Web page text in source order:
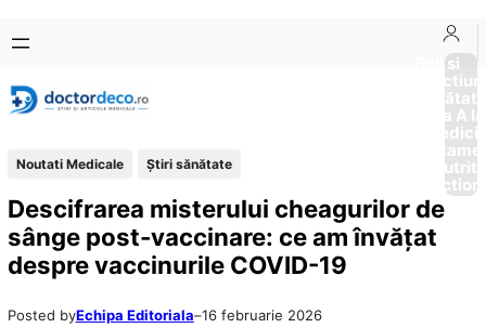
conținut
content
Boli si
Afectiuni
Sănătate
de la A
Noutati Medicale Ştiri sănătate
Descifrarea misterului cheagurilor de
sânge post-vaccinare: ce am învățat
despre vaccinurile COVID-19
Posted byEchipa Editoriala–16 februarie 2026